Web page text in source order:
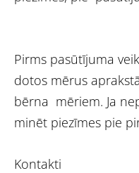
Pirms pasūtījuma
dotos mērus
bērna mēriem. Ja
minēt piezīmes pie
Kontakti